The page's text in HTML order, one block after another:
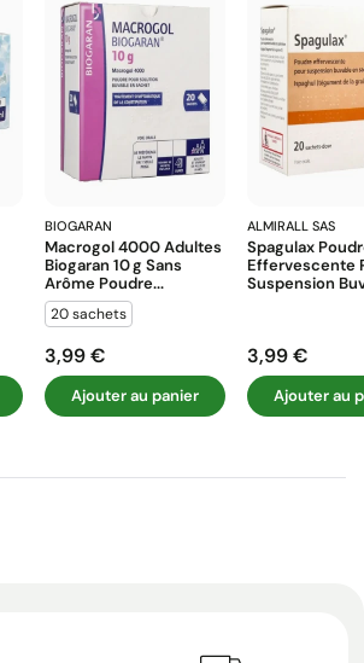
BIOGARAN
Macrogol 4000 Adultes
Biogaran 10 G Sans
Arôme Poudre...
20 sachets
Prix
3,99 €
Ajouter au panier
ALMIRALL SAS
Spagulax
Effervescente
Suspension
Prix
3,99 €
Ajouter au